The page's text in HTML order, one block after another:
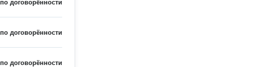
по договорённости
по договорённости
по договорённости